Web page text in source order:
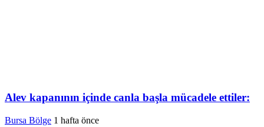
Alev kapanının içinde canla başla mücadele ettiler:
Bursa Bölge 1 hafta önce